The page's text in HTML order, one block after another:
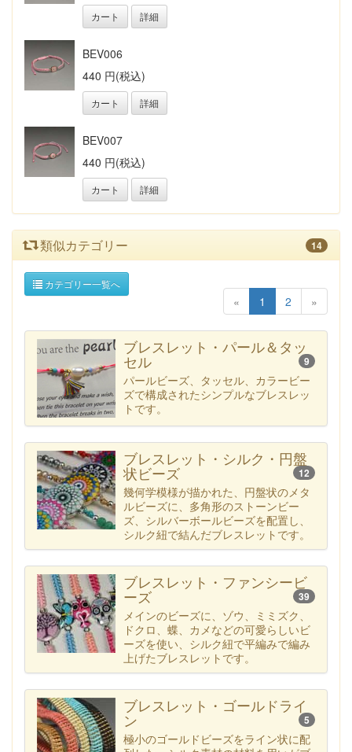
カート 詳細
BEV006
440 円(税込)
カート 詳細
BEV007
440 円(税込)
カート 詳細
類似カテゴリー 14
カテゴリー一覧へ
« 1 2 »
ブレスレット・パール＆タッ
セル 9
パールビーズ、タッセル、カラービー
ズで構成されたシンプルなブレスレッ
トです。
ブレスレット・シルク・円盤
状ビーズ 12
幾何学模様が描かれた、円盤状のメタ
ルビーズに、多角形のストーンビー
ズ、シルバーボールビーズを配置し、
シルク紐で結んだブレスレットです。
ブレスレット・ファンシービ
ーズ 39
メインのビーズに、ゾウ、ミミズク、
ドクロ、蝶、カメなどの可愛らしいビ
ーズを使い、シルク紐で平編みで編み
上げたブレスレットです。
ブレスレット・ゴールドライ
ン 5
極小のゴールドビーズをライン状に配